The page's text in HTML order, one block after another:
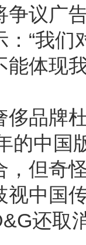
争议广
“我
能体现
侈品牌
的中国
，但奇
视中国
还取